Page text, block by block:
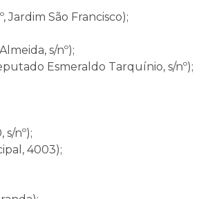
Jardim São Francisco);
s/nº);
Esmeraldo Tarquínio, s/nº);
s/nº);
4003);